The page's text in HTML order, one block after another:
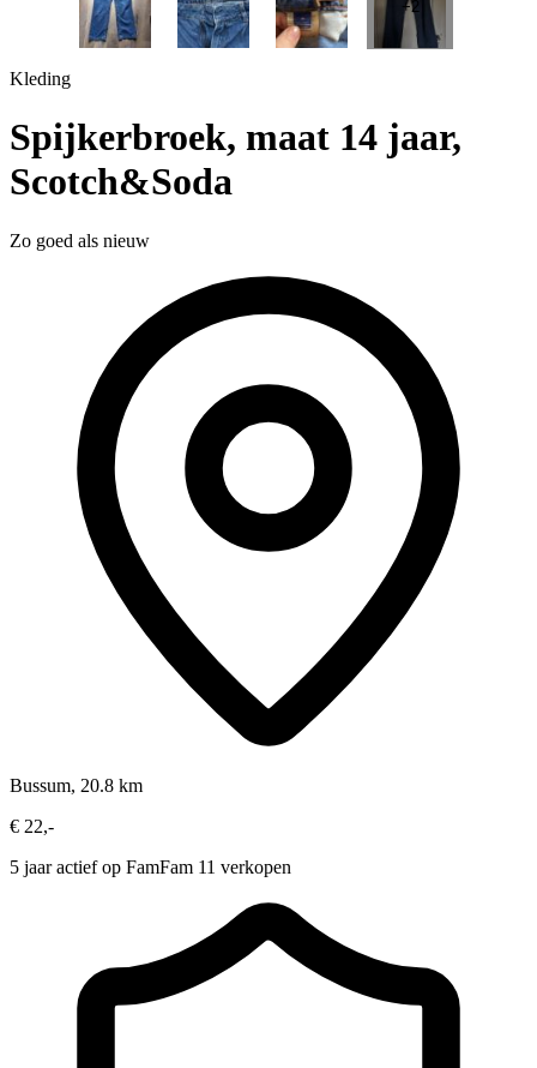
+2
Kleding
Spijkerbroek, maat 14 jaar,
Scotch&Soda
Zo goed als nieuw
Bussum, 20.8 km
€ 22,-
5 jaar actief op FamFam 11 verkopen